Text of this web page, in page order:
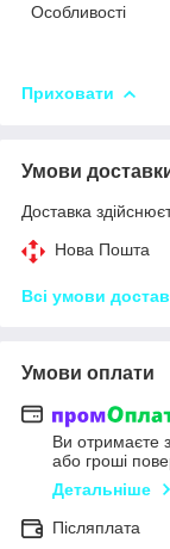
Особливості
Приховати
Умови
Доставка
Нова Пошта
Всі умови
Умови оплати
Ви отримаєте
або гроші
Детальніше
Післяплата